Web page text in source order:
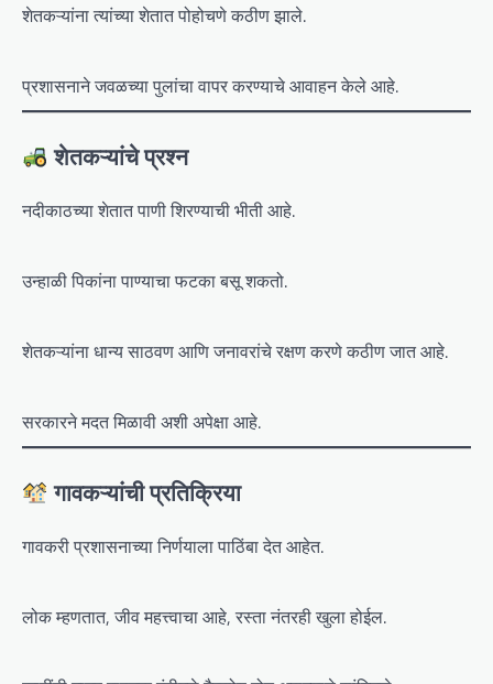
शेतकऱ्यांना त्यांच्या शेतात पोहोचणे कठीण झाले.
प्रशासनाने जवळच्या पुलांचा वापर करण्याचे आवाहन केले आहे.
शेतकऱ्यांचे प्रश्न
नदीकाठच्या शेतात पाणी शिरण्याची भीती आहे.
उन्हाळी पिकांना पाण्याचा फटका बसू शकतो.
शेतकऱ्यांना धान्य साठवण आणि जनावरांचे रक्षण करणे कठीण जात आहे.
सरकारने मदत मिळावी अशी अपेक्षा आहे.
गावकऱ्यांची प्रतिक्रिया
गावकरी प्रशासनाच्या निर्णयाला पाठिंबा देत आहेत.
लोक म्हणतात, जीव महत्त्वाचा आहे, रस्ता नंतरही खुला होईल.